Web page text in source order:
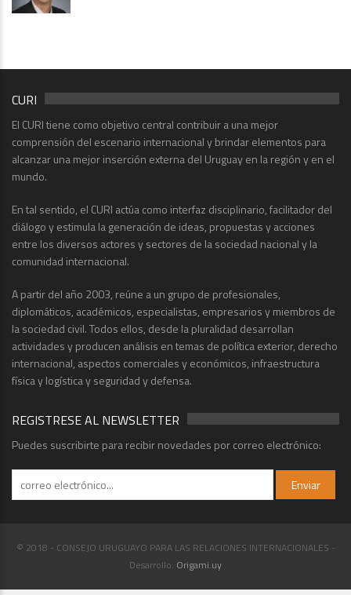
CURI
El CURI tiene como objetivo central contribuir a una mejor
comprensión del escenario internacional y brindar elementos para
alcanzar una mejor inserción externa del Uruguay en la región y en el
mundo.
En tal sentido, el CURI actúa como interfaz disciplinario, facilitador del
diálogo y estimula la generación de ideas, propuestas y acciones
entre los diversos actores y sectores de la sociedad nacional y la
comunidad internacional.
A partir del año 2003, reúne a un grupo de profesionales,
diplomáticos, académicos, especialistas, empresarios y miembros de
la sociedad civil. Todos ellos, desde la pluralidad desarrollan
actividades y producen análisis en temas de política exterior, derecho
internacional, aspectos comerciales y económicos, infraestructura
física y logística y seguridad y defensa.
REGISTRESE AL NEWSLETTER
Puedes suscribirte para recibir novedades por correo electrónico:
© 2018 - CONSEJO URUGUAYO PARA LAS RELACIONES INTERNACIONALES -
Desarrollo: Origami.uy